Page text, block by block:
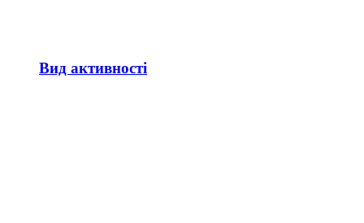
Вид активності